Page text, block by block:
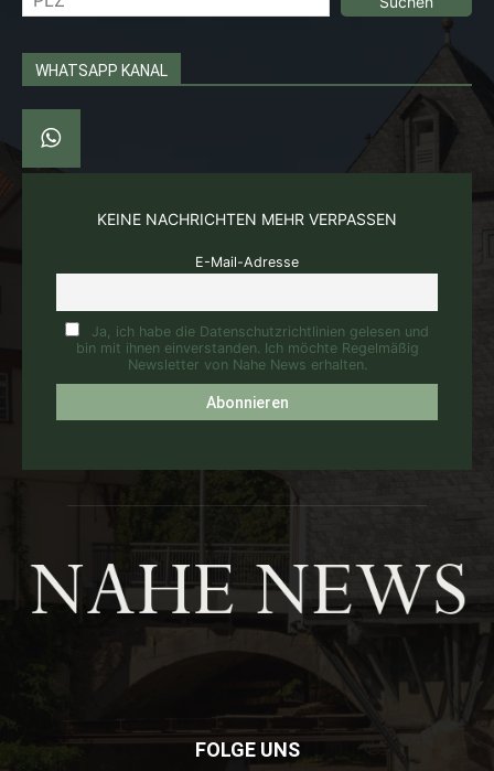
WHATSAPP KANAL
KEINE NACHRICHTEN MEHR VERPASSEN
E-Mail-Adresse
Ja, ich habe die Datenschutzrichtlinien gelesen und
bin mit ihnen einverstanden. Ich möchte Regelmäßig
Newsletter von Nahe News erhalten.
FOLGE UNS